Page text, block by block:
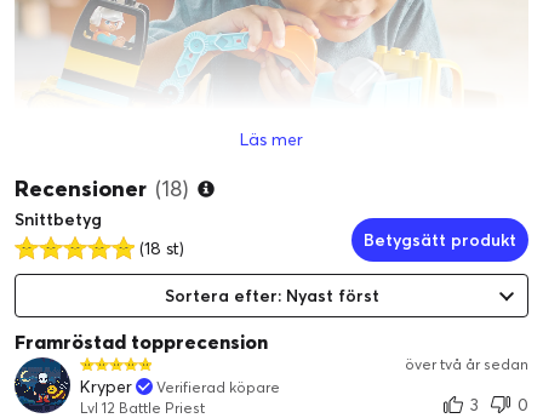
Byggarbetsplatsfordon och arbetare
problemlösningsförmåga med denna leksak.
Läs mer
Recensioner (18)
Snittbetyg
(18 st)
Betygsätt produkt
Sortera efter: Nyast först
Framröstad topprecension
över två år sedan
Kryper
Verifierad köpare
Lvl 12 Battle Priest
3
0